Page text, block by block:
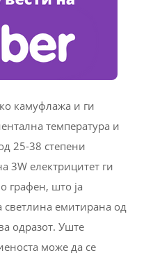
камуфлажа и ги
температура и
25-38 степени
3W електрицитет ги
графен, што ја
емитирана од
одразот. Уште
може да се